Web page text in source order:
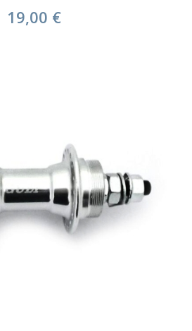
19,00 €